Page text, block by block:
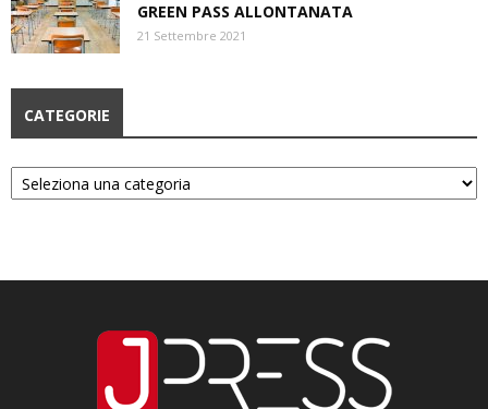
GREEN PASS ALLONTANATA
21 Settembre 2021
CATEGORIE
Categorie